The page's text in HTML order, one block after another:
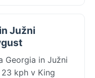
Južni
Georgia in Južni
kph v King